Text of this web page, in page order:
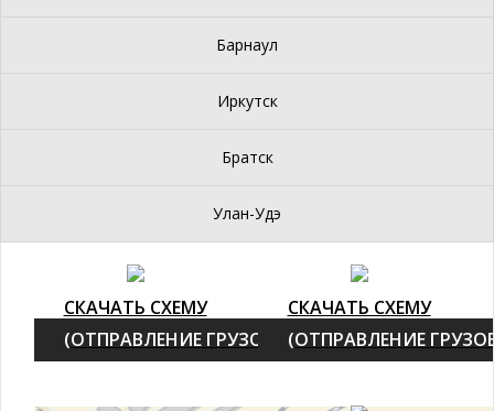
Барнаул
Иркутск
Братск
Улан-Удэ
СКАЧАТЬ СХЕМУ
(ОТПРАВЛЕНИЕ ГРУЗОВ)
СКАЧАТЬ СХЕМУ
(ОТПРАВЛЕНИЕ